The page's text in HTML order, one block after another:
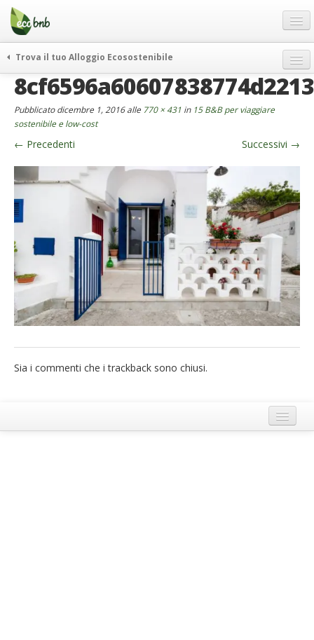
Menu
Salta
contenuto
Offerte Speciali
Regali
FAQ
Chi Siamo
Contatti
Italiano
German
English
Spanish
Italiano
Trova il tuo Alloggio Ecosostenibile
weekend green
curiosità
vivere e viaggiare verde
news ed eventi
ecohotel
rassegna stampa
Pubblicatodicembre 1, 2016alle 770 × 431 in 15 B&B per viaggiare
sostenibile e low-cost
← Precedenti Successivi →
Sia i commenti che i trackback sono chiusi.